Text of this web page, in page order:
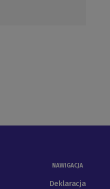
NAWIGACJA
Deklaracja